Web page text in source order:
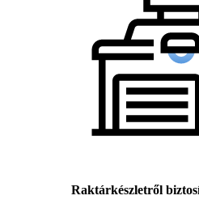
Raktárkészletről